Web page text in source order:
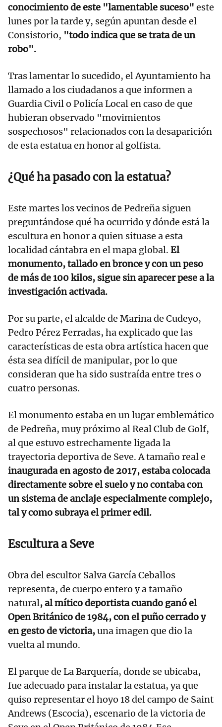
conocimiento de este "lamentable suceso" este
lunes por la tarde y, según apuntan desde el
Consistorio, "todo indica que se trata de un
robo".
Tras lamentar lo sucedido, el Ayuntamiento ha
llamado a los ciudadanos a que informen a
Guardia Civil o Policía Local en caso de que
hubieran observado "movimientos
sospechosos" relacionados con la desaparición
de esta estatua en honor al golfista.
¿Qué ha pasado con la estatua?
Este martes los vecinos de Pedreña siguen
preguntándose qué ha ocurrido y dónde está la
escultura en honor a quien situase a esta
localidad cántabra en el mapa global. El
monumento, tallado en bronce y con un peso
de más de 100 kilos, sigue sin aparecer pese a la
investigación activada.
Por su parte, el alcalde de Marina de Cudeyo,
Pedro Pérez Ferradas, ha explicado que las
características de esta obra artística hacen que
ésta sea difícil de manipular, por lo que
consideran que ha sido sustraída entre tres o
cuatro personas.
El monumento estaba en un lugar emblemático
de Pedreña, muy próximo al Real Club de Golf,
al que estuvo estrechamente ligada la
trayectoria deportiva de Seve. A tamaño real e
inaugurada en agosto de 2017, estaba colocada
directamente sobre el suelo y no contaba con
un sistema de anclaje especialmente complejo,
tal y como subraya el primer edil.
Escultura a Seve
Obra del escultor Salva García Ceballos
representa, de cuerpo entero y a tamaño
natural, al mítico deportista cuando ganó el
Open Británico de 1984, con el puño cerrado y
en gesto de victoria,una imagen que dio la
vuelta al mundo.
El parque de La Barquería, donde se ubicaba,
fue adecuado para instalar la estatua, ya que
quiso representar el hoyo 18 del campo de Saint
Andrews (Escocia), escenario de la victoria de